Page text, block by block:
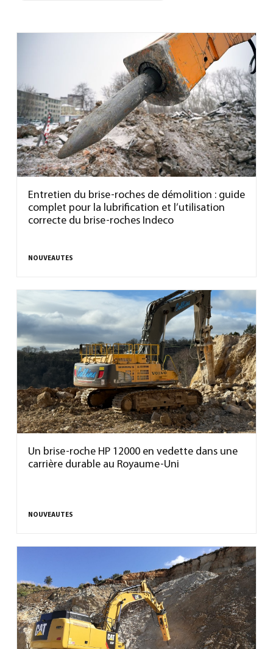
Entretien du brise-roches de démolition : guide
complet pour la lubrification et l’utilisation
correcte du brise-roches Indeco
NOUVEAUTES
Un brise-roche HP 12000 en vedette dans une
carrière durable au Royaume-Uni
NOUVEAUTES